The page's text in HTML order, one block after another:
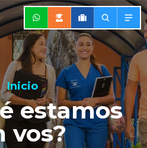
Inicio
estamos
vos?